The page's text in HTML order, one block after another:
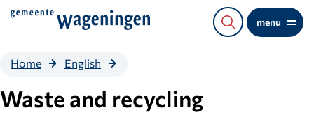
Direct
content
menu
Home English
Waste and recycling